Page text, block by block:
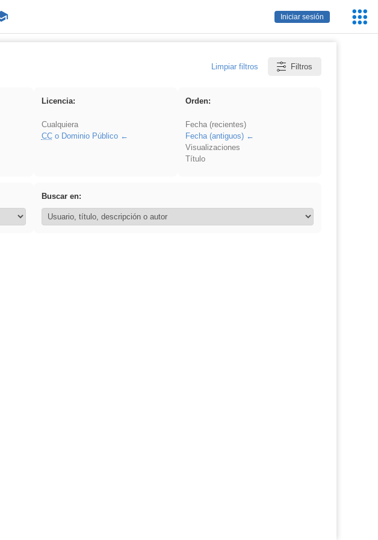
Iniciar sesión
Limpiar filtros Filtros
Licencia:
Cualquiera
CCo Dominio Público
Orden:
Fecha (recientes)
Fecha (antiguos)
Visualizaciones
Título
Buscar en: